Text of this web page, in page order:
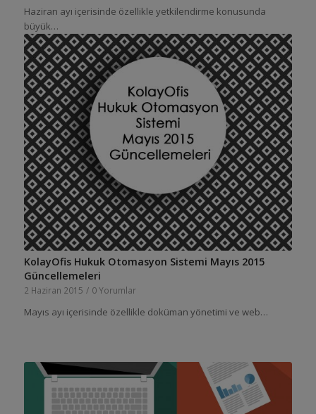
Haziran ayı içerisinde özellikle yetkilendirme konusunda
büyük…
KolayOfis Hukuk Otomasyon Sistemi Mayıs 2015
Güncellemeleri
2 Haziran 2015 / 0 Yorumlar
Mayıs ayı içerisinde özellikle doküman yönetimi ve web…